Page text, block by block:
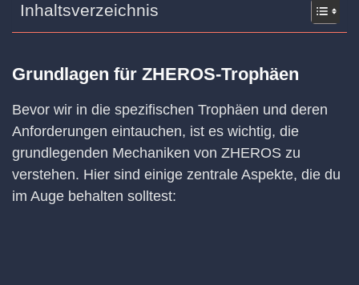
Inhaltsverzeichnis
Grundlagen für ZHEROS-Trophäen
Bevor wir in die spezifischen Trophäen und deren
Anforderungen eintauchen, ist es wichtig, die
grundlegenden Mechaniken von ZHEROS zu
verstehen. Hier sind einige zentrale Aspekte, die du
im Auge behalten solltest: